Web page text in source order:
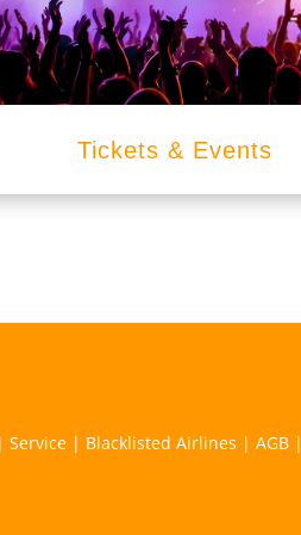
Tickets & Events
| Service| Blacklisted Airlines | AGB|